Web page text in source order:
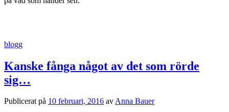
blogg
Kanske fånga något av det som rörde
sig…
Publiceratpå 10 februari, 2016 avAnna Bauer